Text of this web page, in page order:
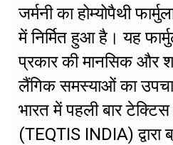
जर्मनी का होम्योपैथी
में निर्मित हुआ है। यह
प्रकार की मानसिक और
लैंगिक समस्याओं का
भारत में पहली बार
(TEQTIS INDIA) द्वारा